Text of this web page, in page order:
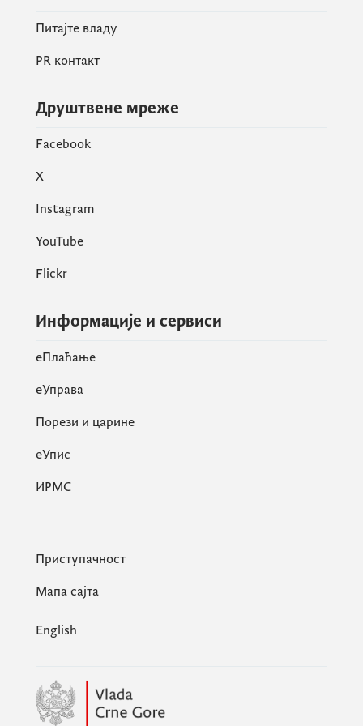
Питајте владу
PR контакт
Друштвене мреже
Facebook
X
Instagram
YouTube
Flickr
Информације и сервиси
eПлаћање
еУправа
Порези и царине
eУпис
ИРМС
Приступачност
Мапа сајта
English